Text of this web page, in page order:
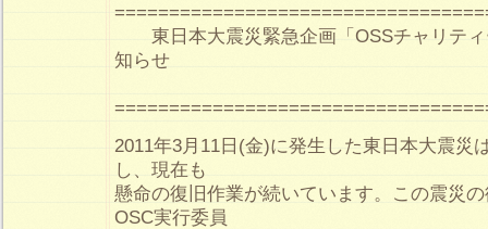
東日本大震災緊急企画「OSSチャリティ
知らせ
2011年3月11日(金)に発生した東日本大震災
し、現在も
懸命の復旧作業が続いています。この震災
OSC実行委員